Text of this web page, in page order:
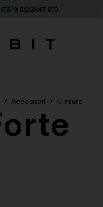
aggiornato
/ Accessori / Cinture